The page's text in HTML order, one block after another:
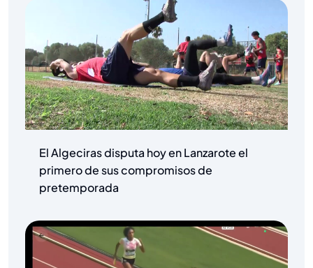
El Algeciras disputa hoy en Lanzarote el
primero de sus compromisos de
pretemporada